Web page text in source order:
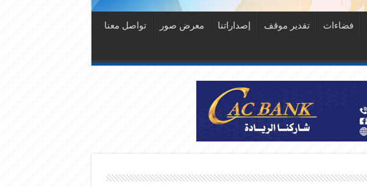
فضاءات تقدير موقف إصداراتنا معرض صور تواصل معنا